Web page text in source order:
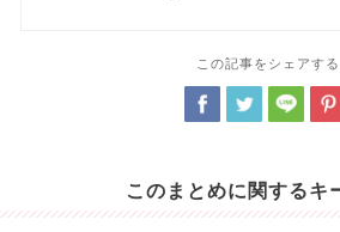
この記事をシェアする
このまとめに関するキ